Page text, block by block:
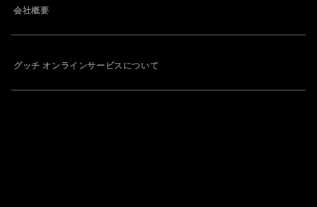
会社概要
グッチ オンラインサービスについて